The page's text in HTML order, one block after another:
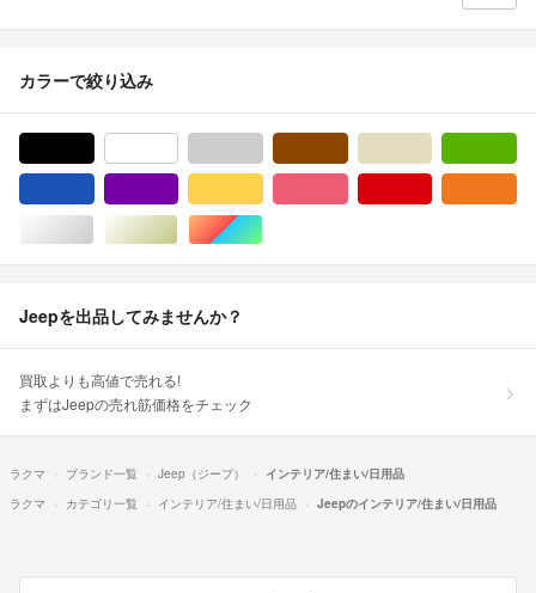
カラーで絞り込み
シルバー/銀色系ゴールド/金色系マルチカラー
Jeepを出品してみませんか？
買取よりも高値で売れる!
まずはJeepの売れ筋価格をチェック
ラクマ ブランド一覧 Jeep（ジープ）
インテリア/住まい/日用品
ラクマ
カテゴリ一覧 インテリア/住まい/日用品 Jeepのインテリア/住まい/日用品